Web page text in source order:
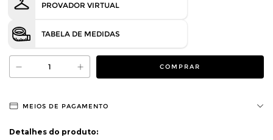
PROVADOR VIRTUAL
TABELA DE MEDIDAS
MEIOS DE PAGAMENTO
Detalhes do produto: